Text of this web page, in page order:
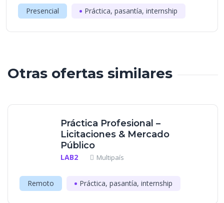
Presencial Práctica, pasantía, internship
Otras ofertas similares
Práctica Profesional –
Licitaciones & Mercado
Público
LAB2 Multipaís
Remoto Práctica, pasantía, internship